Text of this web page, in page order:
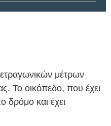
μέτρων
Το οικόπεδο, που έχει
δρόμο και έχει